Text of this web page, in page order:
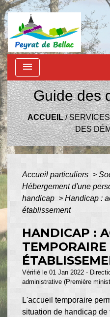
menu
Guide des
ACCUEIL/
DES
Accueil particuliers >
Hébergement d'une
handicap > Handicap :
établissement
HANDICAP :
TEMPORAIRE
Vérifié le 01 Jan 2022 -
administrative (Première
L'accueil temporaire
situation de handicap de